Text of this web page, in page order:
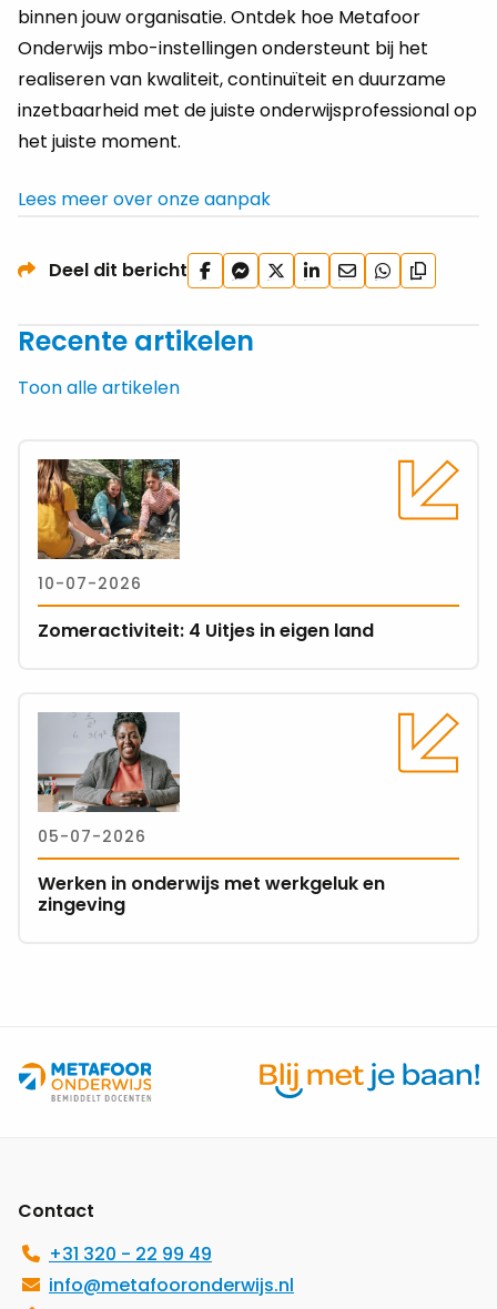
binnen jouw organisatie. Ontdek hoe Metafoor
Onderwijs mbo-instellingen ondersteunt bij het
realiseren van kwaliteit, continuïteit en duurzame
inzetbaarheid met de juiste onderwijsprofessional op
het juiste moment.
Lees meer over onze aanpak
Deel dit berichtDeel
op
Deel
via
Messenger
Deel
op
Deel
op
Deel
via
Deel
via
Kopieer
url
Recente artikelen
Toon alle artikelen
10-07-2026
Zomeractiviteit: 4 Uitjes in eigen land
meer
over
Zomeractiviteit:
Uitjes
eigen
05-07-2026
Werken in onderwijs met werkgeluk en
zingeving
Werken
onderwijs
met
werkgeluk
en
Contact
+31 320 - 22 99 49
info@metafooronderwijs.nl